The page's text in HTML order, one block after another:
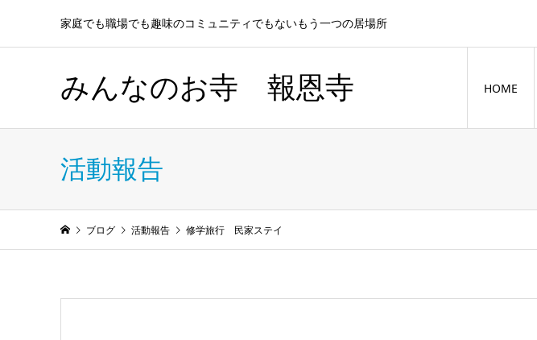
家庭でも職場でも趣味のコミュニティでもないもう一つの居場所
みんなのお寺 報恩寺 HOME
活動報告
ブログ 活動報告 修学旅行 民家ステイ